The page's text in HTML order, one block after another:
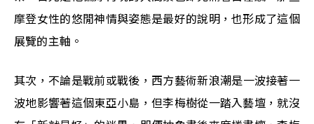
摩登女性的悠閒神情與姿態是最好的說明，也形成了這個
展覽的主軸。
其次，不論是戰前或戰後，西方藝術新浪潮是一波接著一
波地影響著這個東亞小島，但李梅樹從一踏入藝壇，就沒